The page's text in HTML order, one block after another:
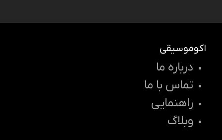
اکوموسیقی
درباره ما
تماس با ما
راهنمایی
وبلاگ